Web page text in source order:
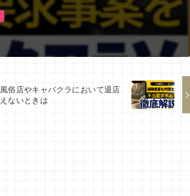
風俗店やキャバクラにおいて退店
ないときは